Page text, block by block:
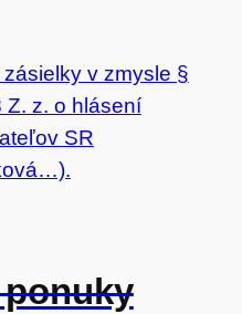
v zmysle §
Z. z. o hlásení
SR